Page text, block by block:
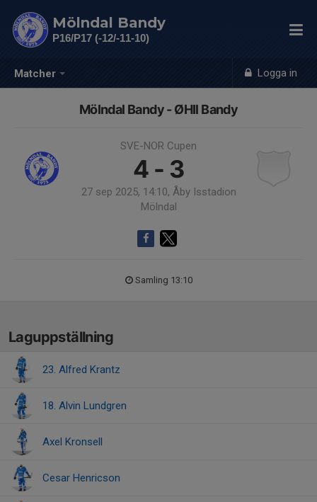
Matcher Logga in
Mölndal Bandy
P16/P17 (-12/-11-10)
Mölndal Bandy - ØHIl Bandy
SVE-NOR Cupen
4 - 3
27 sep 2025, 14:10, Åby Isstadion
Mölndal
Samling 13:10
Laguppställning
23. Alfred Krantz
18. Alvin Lundgren
Axel Kronsell
Cesar Henricson